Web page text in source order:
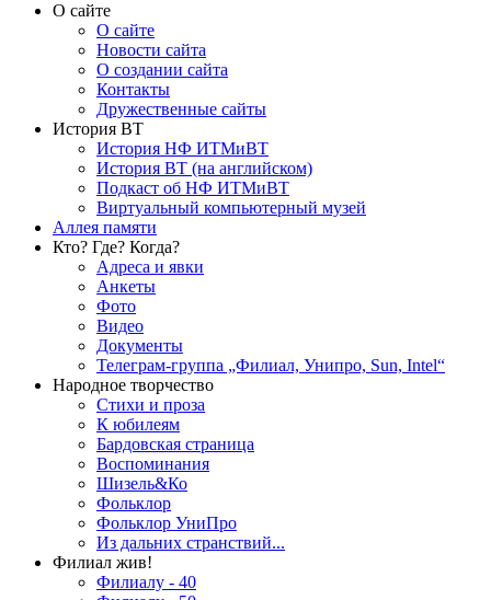
О сайте
О сайте
Новости сайта
О создании сайта
Контакты
Дружественные сайты
История ВТ
История НФ ИТМиВТ
История ВТ (на английском)
Подкаст об НФ ИТМиВТ
Виртуальный компьютерный музей
Аллея памяти
Кто? Где? Когда?
Адреса и явки
Анкеты
Фото
Видео
Документы
Телеграм-группа „Филиал, Унипро, Sun, Intel“
Народное творчество
Стихи и проза
К юбилеям
Бардовская страница
Воспоминания
Шизель&Ко
Фольклор
Фольклор УниПро
Из дальних странствий...
Филиал жив!
Филиалу - 40